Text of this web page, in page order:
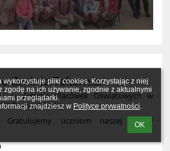
wykorzystuje pliki cookies. Korzystając z niej
zgodę na ich używanie, zgodnie z aktualnymi
przeglądarki.
znajdziesz w Polityce prywatności.
OK
Gminie Tokarnia
w Zespole Placówek Oświatowych w
Turniej Wiedzy
uczniom naszej szkoły